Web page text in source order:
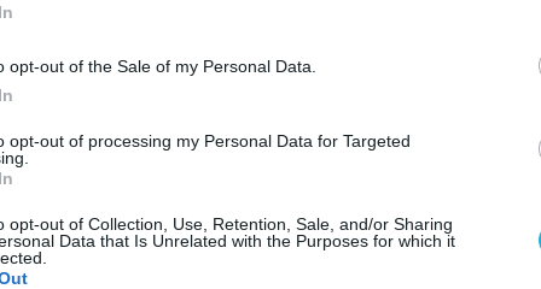
opt-out of the Sale of my Personal Data.
opt-out of processing my Personal Data for Targeted
opt-out of Collection, Use, Retention, Sale, and/or Sharing
Data that Is Unrelated with the Purposes for which it
σερβίς, πήρε άσο 17-16 και με καλή τακτική
στο 21-16! Από εκεί και πέρα το έργο για την
με 25-20 με άουτ του Αναστασιάδη!
πήραν προβάδισμα με Πρωτοψάλτη πήγαν στο α’